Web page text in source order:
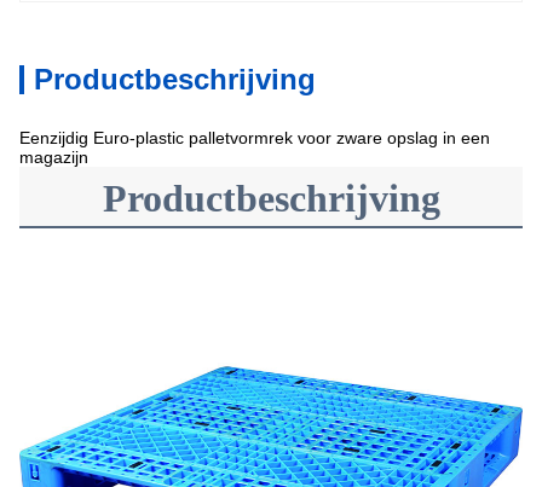
Productbeschrijving
Eenzijdig Euro-plastic palletvormrek voor zware opslag in een
magazijn
Productbeschrijving